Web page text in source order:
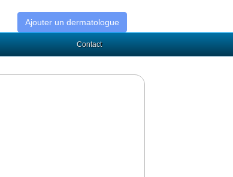
Ajouter un dermatologue
Contact